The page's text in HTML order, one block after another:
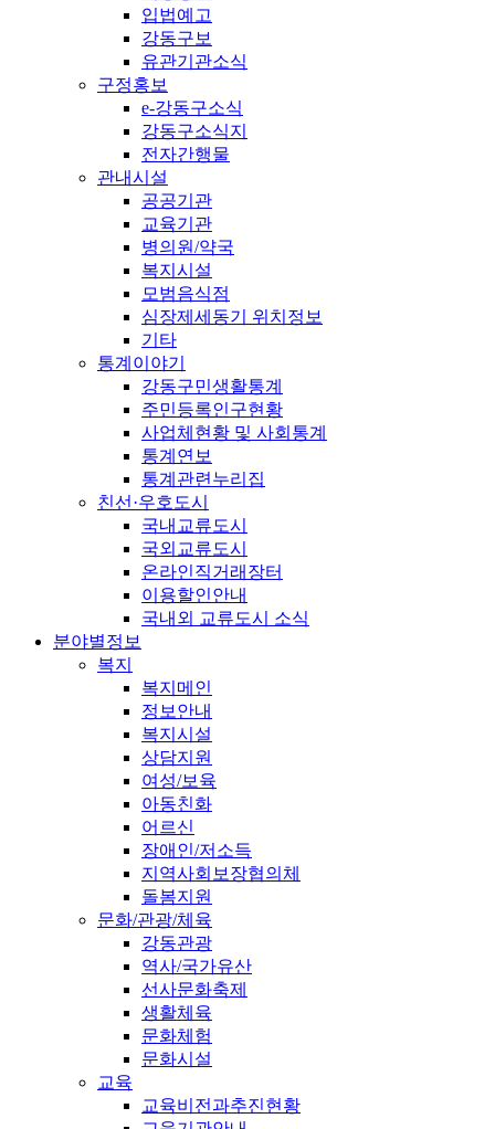
입법예고
강동구보
유관기관소식
구정홍보
e-강동구소식
강동구소식지
전자간행물
관내시설
공공기관
교육기관
병의원/약국
복지시설
모범음식점
심장제세동기 위치정보
기타
통계이야기
강동구민생활통계
주민등록인구현황
사업체현황 및 사회통계
통계연보
통계관련누리집
친선·우호도시
국내교류도시
국외교류도시
온라인직거래장터
이용할인안내
국내외 교류도시 소식
분야별정보
복지
복지메인
정보안내
복지시설
상담지원
여성/보육
아동친화
어르신
장애인/저소득
지역사회보장협의체
돌봄지원
문화/관광/체육
강동관광
역사/국가유산
선사문화축제
생활체육
문화체험
문화시설
교육
교육비전과추진현황